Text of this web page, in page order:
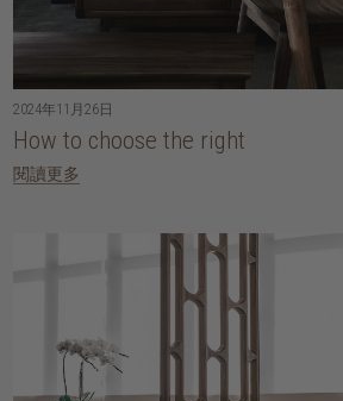
2024年11月26日
How to choose the right
閱讀更多